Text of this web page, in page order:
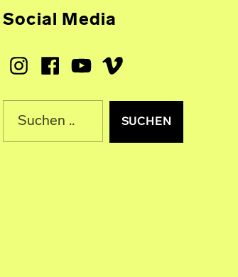
Social Media
InstagramFacebookYoutubeVimeo
Suche nach: